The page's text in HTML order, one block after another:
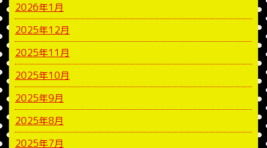
2026年1月
2025年12月
2025年11月
2025年10月
2025年9月
2025年8月
2025年7月